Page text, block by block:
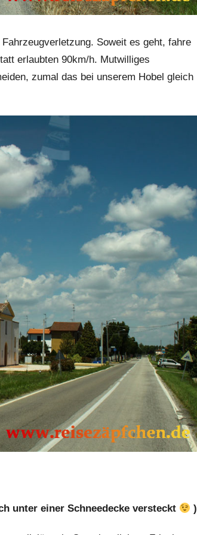
Soweit es geht, fahre
erlaubten 90km/h. Mutwilliges
zumal das bei unserem Hobel gleich
unter einer Schneedecke versteckt )